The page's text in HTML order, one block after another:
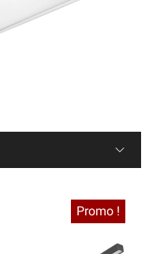
Promo !